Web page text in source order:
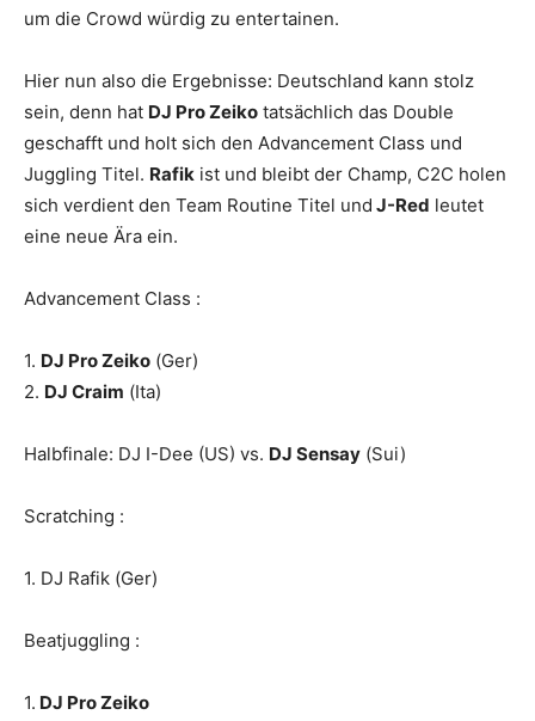
um die Crowd würdig zu entertainen.
Hier nun also die Ergebnisse: Deutschland kann stolz
sein, denn hat DJ Pro Zeiko tatsächlich das Double
geschafft und holt sich den Advancement Class und
Juggling Titel. Rafik ist und bleibt der Champ, C2C holen
sich verdient den Team Routine Titel und J-Red leutet
eine neue Ära ein.
Advancement Class :
1. DJ Pro Zeiko (Ger)
2. DJ Craim (Ita)
Halbfinale: DJ I-Dee (US) vs. DJ Sensay (Sui)
Scratching :
1. DJ Rafik (Ger)
Beatjuggling :
1. DJ Pro Zeiko